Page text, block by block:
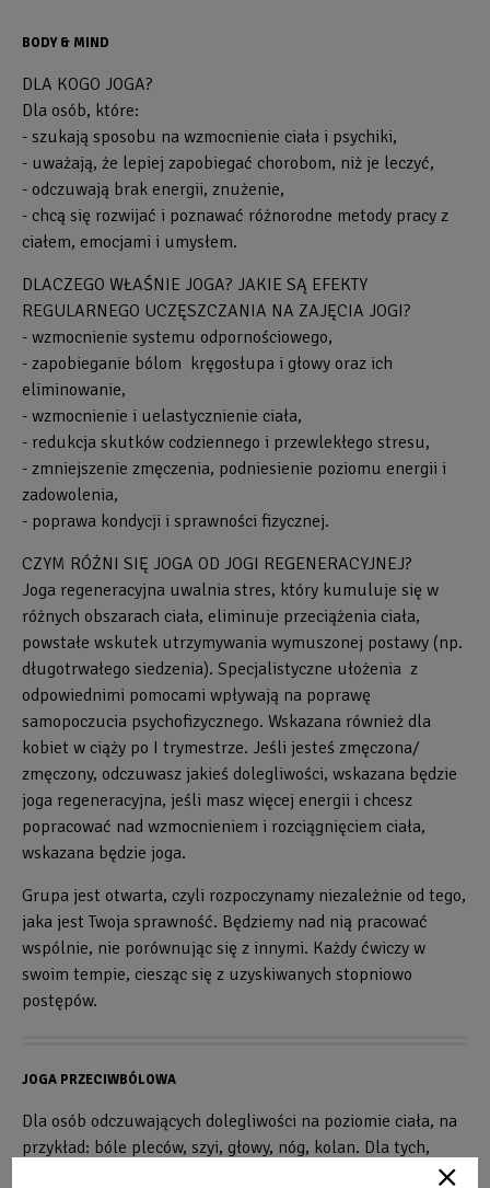
BODY & MIND
DLA KOGO JOGA?
Dla osób, które:
- szukają sposobu na wzmocnienie ciała i psychiki,
- uważają, że lepiej zapobiegać chorobom, niż je leczyć,
- odczuwają brak energii, znużenie,
- chcą się rozwijać i poznawać różnorodne metody pracy z
ciałem, emocjami i umysłem.
DLACZEGO WŁAŚNIE JOGA? JAKIE SĄ EFEKTY
REGULARNEGO UCZĘSZCZANIA NA ZAJĘCIA JOGI?
- wzmocnienie systemu odpornościowego,
- zapobieganie bólom kręgosłupa i głowy oraz ich
eliminowanie,
- wzmocnienie i uelastycznienie ciała,
- redukcja skutków codziennego i przewlekłego stresu,
- zmniejszenie zmęczenia, podniesienie poziomu energii i
zadowolenia,
- poprawa kondycji i sprawności fizycznej.
CZYM RÓŻNI SIĘ JOGA OD JOGI REGENERACYJNEJ?
Joga regeneracyjna uwalnia stres, który kumuluje się w
różnych obszarach ciała, eliminuje przeciążenia ciała,
powstałe wskutek utrzymywania wymuszonej postawy (np.
długotrwałego siedzenia). Specjalistyczne ułożenia z
odpowiednimi pomocami wpływają na poprawę
samopoczucia psychofizycznego. Wskazana również dla
kobiet w ciąży po I trymestrze. Jeśli jesteś zmęczona/
zmęczony, odczuwasz jakieś dolegliwości, wskazana będzie
joga regeneracyjna, jeśli masz więcej energii i chcesz
popracować nad wzmocnieniem i rozciągnięciem ciała,
wskazana będzie joga.
Grupa jest otwarta, czyli rozpoczynamy niezależnie od tego,
jaka jest Twoja sprawność. Będziemy nad nią pracować
wspólnie, nie porównując się z innymi. Każdy ćwiczy w
swoim tempie, ciesząc się z uzyskiwanych stopniowo
postępów.
JOGA PRZECIWBÓLOWA
Dla osób odczuwających dolegliwości na poziomie ciała, na
przykład: bóle pleców, szyi, głowy, nóg, kolan. Dla tych,
którzy doświadczają dyskomfortu, ponieważ spędzają sporo